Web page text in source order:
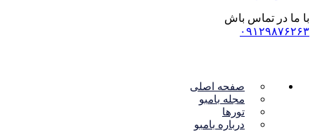
با ما در تماس باش
۰۹۱۲۹۸۷۶۲۶۳
صفحه اصلی
مجله بامبو
تورها
درباره بامبو